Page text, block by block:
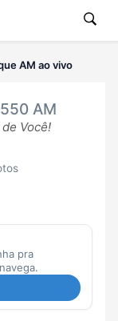
AM ao vivo
AM
Você!
pra